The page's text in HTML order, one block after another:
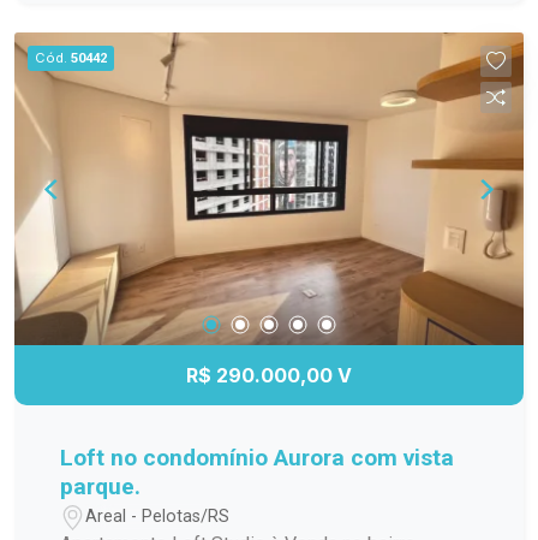
comemorações, espaço gourmet para preparar
refeições especiais, quadra poliesportiva para os
amantes de esportes e um playground seguro e
divertido para as crianças. Não perca a chance de
viver em um lugar que une conforto, praticidade e
lazer. Agende sua visita e venha conhecer esse
incrível apartamento!
Cód. 50442
R$ 290.000,00 V
Loft no condomínio Aurora com vista
parque.
Areal - Pelotas/RS